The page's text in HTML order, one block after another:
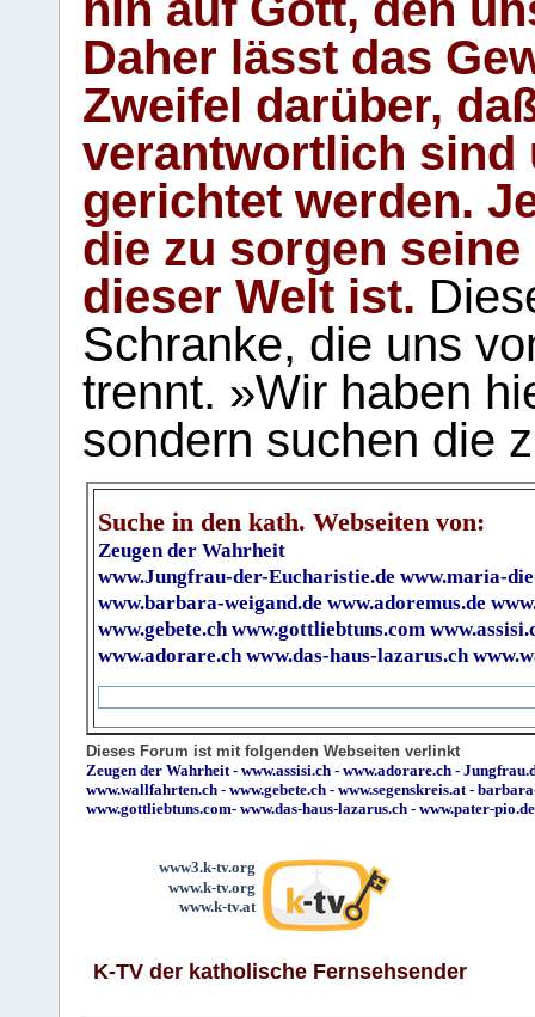
Daher lässt das
Zweifel darüber,
verantwortlich sind
gerichtet werden.
die zu sorgen
dieser Welt ist.
Schranke, die uns
trennt. »Wir haben
sondern suchen die
Suche in den kath. Webseiten von:
Zeugen der Wahrheit
www.Jungfrau-der-Eucharistie.de www.maria-
www.barbara-weigand.de www.adoremus.de
www.gebete.ch www.gottliebtuns.com
www.adorare.ch www.das-haus-lazarus.ch
Dieses Forum ist mit folgenden Webseiten verlinkt
Zeugen der Wahrheit- www.assisi.ch - www.adorare.ch -
www.wallfahrten.ch - www.gebete.ch - www.segenskreis.at-
www.gottliebtuns.com- www.das-haus-lazarus.ch - www.pater-pio.de
www3.k-tv.org
www.k-tv.org
www.k-tv.at
K-TV der katholische Fernsehsender